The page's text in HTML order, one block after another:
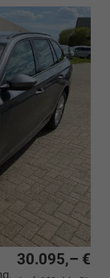
30.095,– €